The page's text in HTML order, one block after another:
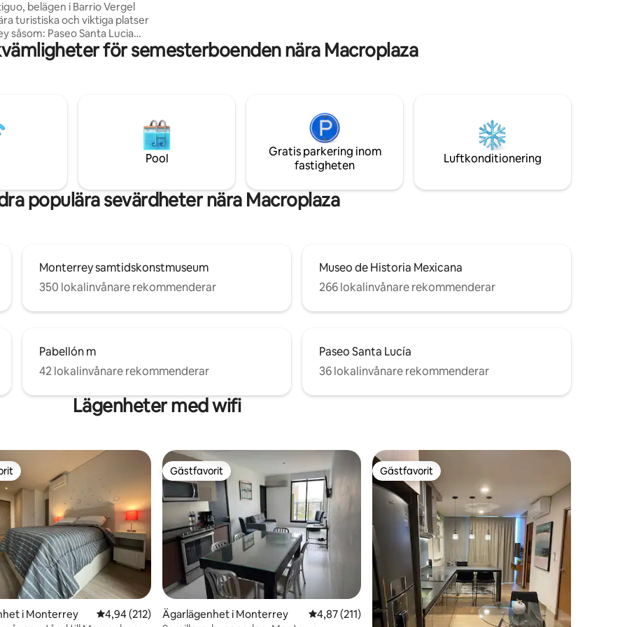
belägen i Barrio Vergel
turistiska och viktiga platser
såsom: Paseo Santa Lucia
Antiguo (2 kvarter), Zona
och
konsulatet (20 min), BBVA-
universitetsstadion (20 - 25
för 1 eller 2 personer,
och pålitlig.
för semesterboenden nära Macroplaza
Pool
Gratis parkering inom
fastigheten
Luftkonditionering
populära sevärdheter nära Macroplaza
Monterrey samtidskonstmuseum
350 lokalinvånare rekommenderar
Museo de Historia Mexicana
266 lokalinvånare rekommenderar
Pabellón m
42 lokalinvånare rekommenderar
Paseo Santa Lucía
36 lokalinvånare rekommenderar
Lägenheter med wifi
i Monterrey 4,94 av 5 i genomsnittligt betyg, 212 omdömen
4,94 (212)
Gästfavorit
Gästfavorit
Ägarlägenhet i Monterrey 4,87 av 5 i genomsnittligt betyg, 211 omdömen
4,87 (211)
Gästfavorit
Gästfavorit